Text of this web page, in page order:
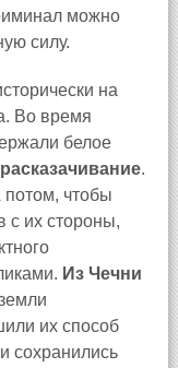
можно
силу.
на
Во время
белое
.
чтобы
с их стороны,
Из Чечни
их способ
сохранились